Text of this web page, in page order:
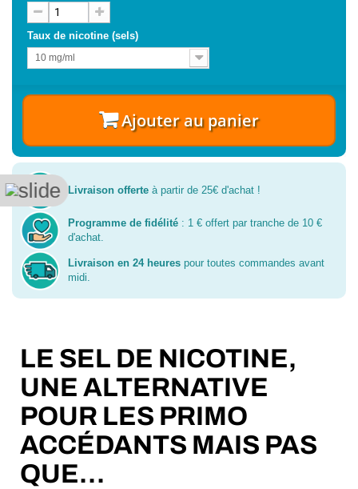
Taux de nicotine (sels)
10 mg/ml
Ajouter au panier
Livraison offerte à partir de 25€ d'achat !
Programme de fidélité : 1 € offert par tranche de 10 €
d'achat.
Livraison en 24 heures pour toutes commandes avant
midi.
LE SEL DE NICOTINE,
UNE ALTERNATIVE
POUR LES PRIMO
ACCÉDANTS MAIS PAS
QUE…